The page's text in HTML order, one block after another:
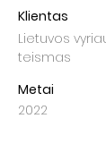
Klientas
Lietuvos
teismas
Metai
2022